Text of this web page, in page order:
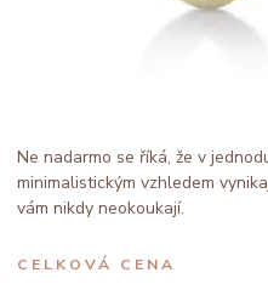
Ne nadarmo se říká, že v
minimalistickým vzhledem
vám nikdy neokoukají.
CELKOVÁ CENA